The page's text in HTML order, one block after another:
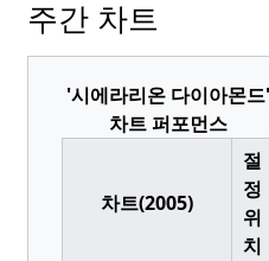
주간 차트
'시에라리온 다이아몬드'
차트 퍼포먼스
차트(2005)
절
정
위
치